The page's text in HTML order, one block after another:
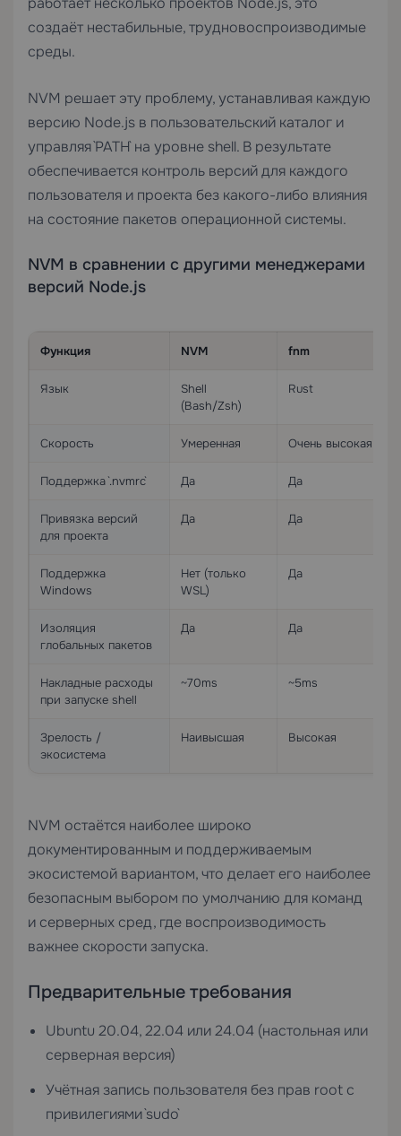
создаёт нестабильные, трудновоспроизводимые
среды.
NVM решает эту проблему, устанавливая каждую
версию Node.js в пользовательский каталог и
управляя `PATH` на уровне shell. В результате
обеспечивается контроль версий для каждого
пользователя и проекта без какого-либо влияния
на состояние пакетов операционной системы.
NVM в сравнении с другими менеджерами
версий Node.js
Функция NVM fnm
Язык
Shell
(Bash/Zsh)
Rust
Скорость Умеренная Очень высокая
Поддержка `.nvmrc` Да Да
Привязка версий
для проекта
Да Да
Поддержка
Windows
Нет (только
WSL)
Да
Изоляция
глобальных пакетов
Да Да
Накладные расходы
при запуске shell
~70ms ~5ms
Зрелость /
экосистема
Наивысшая Высокая
NVM остаётся наиболее широко
документированным и поддерживаемым
экосистемой вариантом, что делает его наиболее
безопасным выбором по умолчанию для команд
и серверных сред, где воспроизводимость
важнее скорости запуска.
Предварительные требования
Ubuntu 20.04, 22.04 или 24.04 (настольная или
серверная версия)
Учётная запись пользователя без прав root с
привилегиями `sudo`